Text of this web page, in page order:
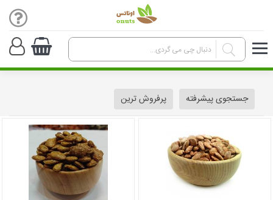
جستجوی پیشرفته پرفروش ترین